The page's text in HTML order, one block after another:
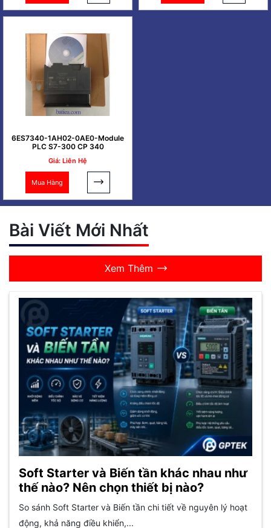
6ES7340-1AH02-0AE0-Module
PLC S7-300 CP 340
Giá: Liên Hệ
Mua Hàng
Bài Viết Mới Nhất
Xem Thêm
Soft Starter và Biến tần khác nhau như
thế nào? Nên chọn thiết bị nào?
So sánh Soft Starter và Biến tần chi tiết về nguyên lý hoạt
động, khả năng điều khiển,...